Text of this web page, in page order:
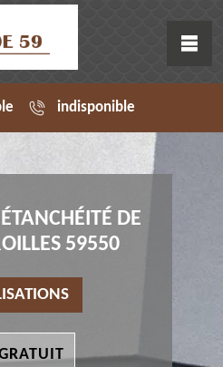
indisponible
DE
59550